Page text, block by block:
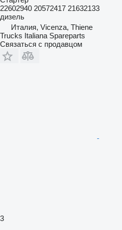
22602940 20572417 21632133
дизель
Италия, Vicenza, Thiene
Trucks Italiana Spareparts
Связаться с продавцом
3